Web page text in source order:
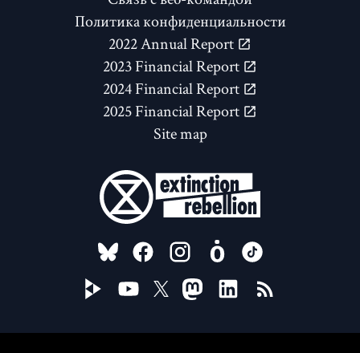
Политика конфиденциальности
2022 Annual Report
2023 Financial Report
2024 Financial Report
2025 Financial Report
Site map
FOLLOW US ON